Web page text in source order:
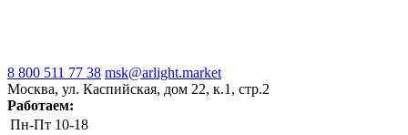
8 800 511 77 38 msk@arlight.market
Москва, ул. Каспийская, дом 22, к.1, стр.2
Работаем:
Пн-Пт 10-18